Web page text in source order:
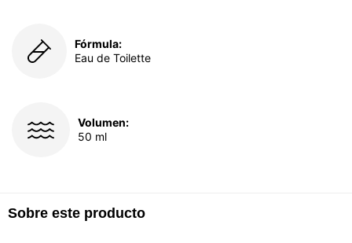
Fórmula:
Eau de Toilette
Volumen:
50 ml
Sobre este producto